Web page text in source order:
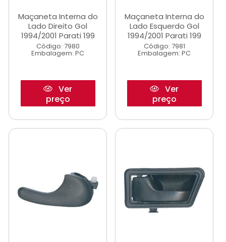
Maçaneta Interna do
Lado Direito Gol
1994/2001 Parati 199
Código: 7980
Embalagem: PC
Ver
preço
Maçaneta Interna do
Lado Esquerdo Gol
1994/2001 Parati 199
Código: 7981
Embalagem: PC
Ver
preço